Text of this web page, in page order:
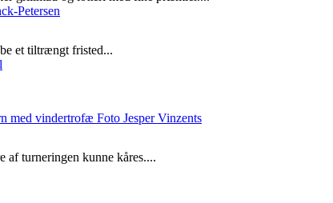
et tiltrængt fristed...
af turneringen kunne kåres....